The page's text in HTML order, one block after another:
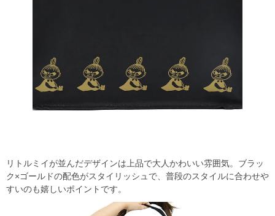
リトルミイが並んだデザインは上品で大人かわいい雰囲気。ブラッ
ク×ゴールドの配色がスタイリッシュで、普段のスタイルに合わせや
すいのも嬉しいポイントです。